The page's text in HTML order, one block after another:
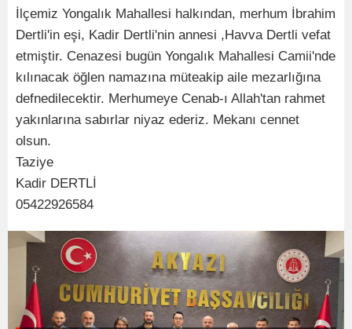
İlçemiz Yongalık Mahallesi halkından, merhum İbrahim
Dertli'in eşi, Kadir Dertli'nin annesi ,Havva Dertli vefat
etmiştir. Cenazesi bugün Yongalık Mahallesi Camii'nde
kılınacak öğlen namazına müteakip aile mezarlığına
defnedilecektir. Merhumeye Cenab-ı Allah'tan rahmet
yakınlarına sabırlar niyaz ederiz. Mekanı cennet
olsun.
Taziye
Kadir DERTLİ
05422926584